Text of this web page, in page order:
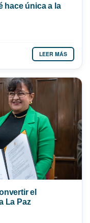
hace única a la
LEER MÁS
el
La Paz